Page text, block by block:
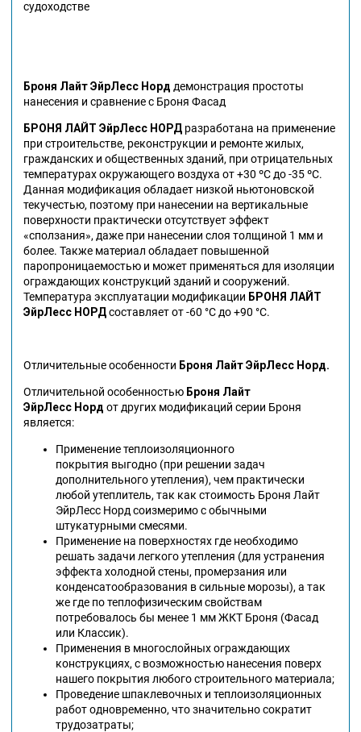
судоходстве
Броня Лайт ЭйрЛесс Норд демонстрация простоты
нанесения и сравнение с Броня Фасад
БРОНЯ ЛАЙТ ЭйрЛесс НОРД разработана на применение
при строительстве, реконструкции и ремонте жилых,
гражданских и общественных зданий, при отрицательных
температурах окружающего воздуха от +30 ºС до -35 ºС.
Данная модификация обладает низкой ньютоновской
текучестью, поэтому при нанесении на вертикальные
поверхности практически отсутствует эффект
«сползания», даже при нанесении слоя толщиной 1 мм и
более. Также материал обладает повышенной
паропроницаемостью и может применяться для изоляции
ограждающих конструкций зданий и сооружений.
Температура эксплуатации модификации БРОНЯ ЛАЙТ
ЭйрЛесс НОРДсоставляет от -60 °С до +90 °С.
Отличительные особенности Броня Лайт ЭйрЛесс Норд.
Отличительной особенностью Броня Лайт
ЭйрЛесс Норд от других модификаций серии Броня
является:
Применение теплоизоляционного
покрытия выгодно (при решении задач
дополнительного утепления), чем практически
любой утеплитель, так как стоимость Броня Лайт
ЭйрЛесс Норд соизмеримо с обычными
штукатурными смесями.
Применение на поверхностях где необходимо
решать задачи легкого утепления (для устранения
эффекта холодной стены, промерзания или
конденсатообразования в сильные морозы), а так
же где по теплофизическим свойствам
потребовалось бы менее 1 мм ЖКТ Броня (Фасад
или Классик).
Применения в многослойных ограждающих
конструкциях, с возможностью нанесения поверх
нашего покрытия любого строительного материала;
Проведение шпаклевочных и теплоизоляционных
работ одновременно, что значительно сократит
трудозатраты;